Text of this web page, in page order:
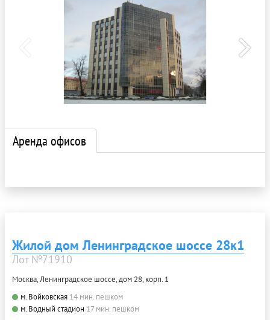
Аренда офисов
Жилой дом Ленинградское шоссе 28к1
Лот №71910
Москва, Ленинградское шоссе, дом 28, корп. 1
м. Войковская 14 мин. пешком
м. Водный стадион 17 мин. пешком